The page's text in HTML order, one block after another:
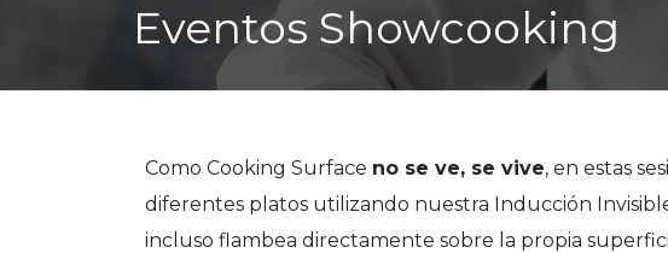
Eventos Showcooking
Como Cooking Surface no se ve, se vive, en estas
diferentes platos utilizando nuestra Inducción
incluso flambea directamente sobre la propia